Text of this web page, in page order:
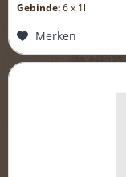
Gebinde:6 x 1l
Merken